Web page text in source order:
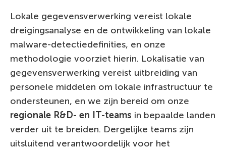
Lokale gegevensverwerking vereist lokale
dreigingsanalyse en de ontwikkeling van lokale
malware-detectiedefinities, en onze
methodologie voorziet hierin. Lokalisatie van
gegevensverwerking vereist uitbreiding van
personele middelen om lokale infrastructuur te
ondersteunen, en we zijn bereid om onze
regionale R&D- en IT-teams in bepaalde landen
verder uit te breiden. Dergelijke teams zijn
uitsluitend verantwoordelijk voor het